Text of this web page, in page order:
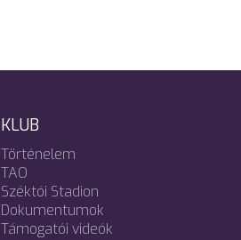
KLUB
Történelem
TAO
Széktói Stadion
Dokumentumok
Támogatói videók